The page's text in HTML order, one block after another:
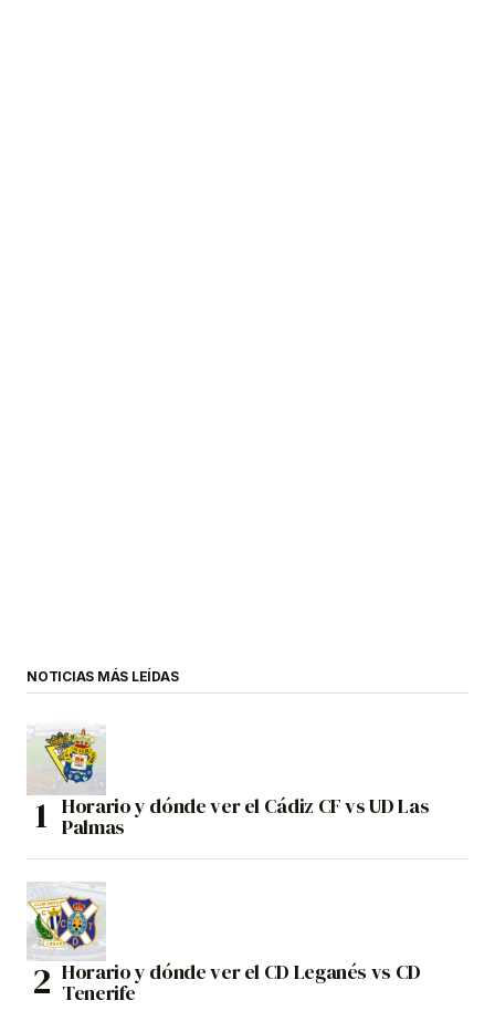
NOTICIAS MÁS LEÍDAS
Horario y dónde ver el Cádiz CF vs UD Las
Palmas
Horario y dónde ver el CD Leganés vs CD
Tenerife